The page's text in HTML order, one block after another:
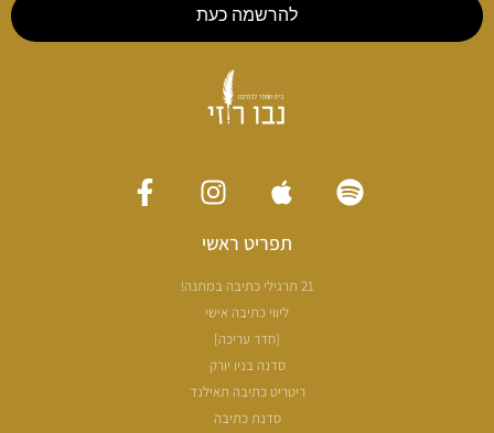
להרשמה כעת
תפריט ראשי
21 תרגילי כתיבה במתנה!
ליווי כתיבה אישי
[חדר עריכה]
סדנה בניו יורק
ריטריט כתיבה תאילנד
סדנת כתיבה